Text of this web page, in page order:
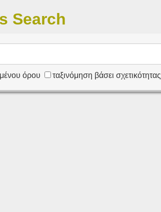
Search
όρου ταξινόμηση βάσει σχετικότητας